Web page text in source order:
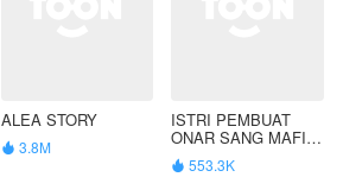
ALEA STORY
 3.8M
ISTRI PEMBUAT
ONAR SANG MAFIA
KEJAM
 553.3K